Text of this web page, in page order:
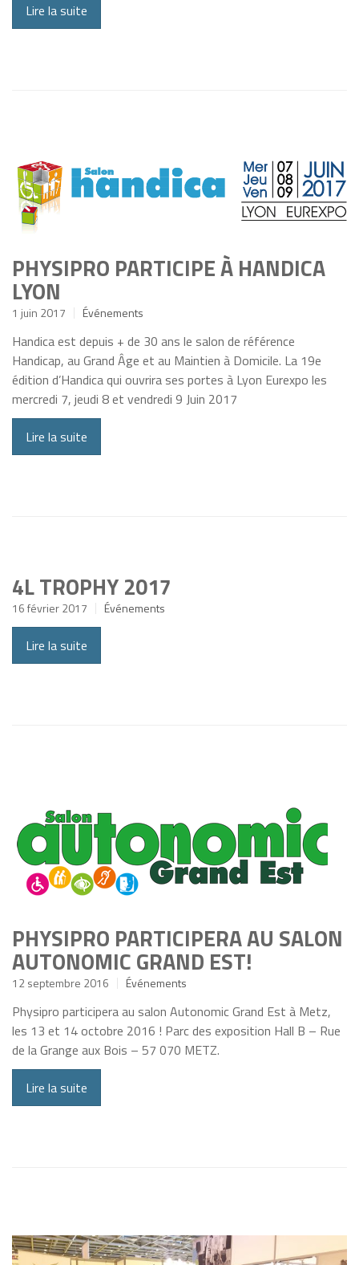
Lire la suite
PHYSIPRO PARTICIPE À HANDICA
LYON
1 juin 2017 Événements
Handica est depuis + de 30 ans le salon de référence
Handicap, au Grand Âge et au Maintien à Domicile. La 19e
édition d’Handica qui ouvrira ses portes à Lyon Eurexpo les
mercredi 7, jeudi 8 et vendredi 9 Juin 2017
Lire la suite
4L TROPHY 2017
16 février 2017 Événements
Lire la suite
PHYSIPRO PARTICIPERA AU SALON
AUTONOMIC GRAND EST!
12 septembre 2016 Événements
Physipro participera au salon Autonomic Grand Est à Metz,
les 13 et 14 octobre 2016 ! Parc des exposition Hall B – Rue
de la Grange aux Bois – 57 070 METZ.
Lire la suite